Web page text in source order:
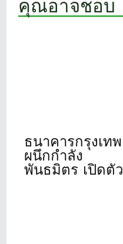
ธนาคารกรุงเทพ
ผนึกกำลัง
พันธมิตร เปิดตัว